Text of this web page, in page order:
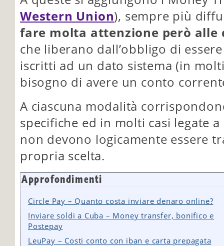
Western Union), sempre più
fare molta attenzione però alle
che liberano dall’obbligo di
iscritti ad un dato sistema (in
bisogno di avere un conto
A ciascuna modalità
specifiche ed in molti casi legate
non devono logicamente essere
propria scelta.
Approfondimenti
Circle Pay – Quanto costa inviare denaro online?
Inviare soldi a Cuba – Money transfer, bonifico e
Postepay
LeuPay – Costi conto con iban e carta prepagata